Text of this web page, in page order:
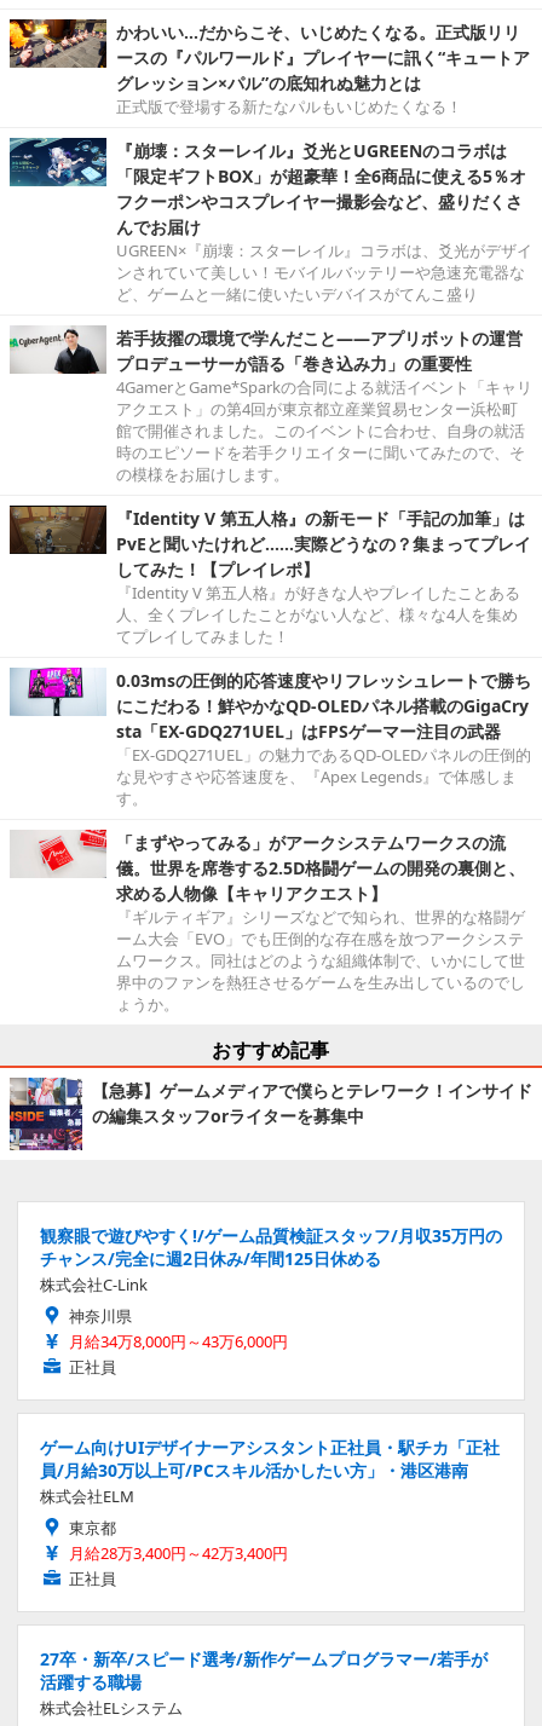
かわいい…だからこそ、いじめたくなる。正式版リリ
ースの『パルワールド』プレイヤーに訊く“キュートア
グレッション×パル”の底知れぬ魅力とは
正式版で登場する新たなパルもいじめたくなる！
『崩壊：スターレイル』爻光とUGREENのコラボは
「限定ギフトBOX」が超豪華！全6商品に使える5％オ
フクーポンやコスプレイヤー撮影会など、盛りだくさ
んでお届け
UGREEN×『崩壊：スターレイル』コラボは、爻光がデザイ
ンされていて美しい！モバイルバッテリーや急速充電器な
ど、ゲームと一緒に使いたいデバイスがてんこ盛り
若手抜擢の環境で学んだこと――アプリボットの運営
プロデューサーが語る「巻き込み力」の重要性
4GamerとGame*Sparkの合同による就活イベント「キャリ
アクエスト」の第4回が東京都立産業貿易センター浜松町
館で開催されました。このイベントに合わせ、自身の就活
時のエピソードを若手クリエイターに聞いてみたので、そ
の模様をお届けします。
『Identity V 第五人格』の新モード「手記の加筆」は
PvEと聞いたけれど……実際どうなの？集まってプレイ
してみた！【プレイレポ】
『Identity V 第五人格』が好きな人やプレイしたことある
人、全くプレイしたことがない人など、様々な4人を集め
てプレイしてみました！
0.03msの圧倒的応答速度やリフレッシュレートで勝ち
にこだわる！鮮やかなQD-OLEDパネル搭載のGigaCry
sta「EX-GDQ271UEL」はFPSゲーマー注目の武器
「EX-GDQ271UEL」の魅力であるQD-OLEDパネルの圧倒的
な見やすさや応答速度を、『Apex Legends』で体感しま
す。
「まずやってみる」がアークシステムワークスの流
儀。世界を席巻する2.5D格闘ゲームの開発の裏側と、
求める人物像【キャリアクエスト】
『ギルティギア』シリーズなどで知られ、世界的な格闘ゲ
ーム大会「EVO」でも圧倒的な存在感を放つアークシステ
ムワークス。同社はどのような組織体制で、いかにして世
界中のファンを熱狂させるゲームを生み出しているのでし
ょうか。
おすすめ記事
【急募】ゲームメディアで僕らとテレワーク！インサイド
の編集スタッフorライターを募集中
観察眼で遊びやすく!/ゲーム品質検証スタッフ/月収35万円の
チャンス/完全に週2日休み/年間125日休める
株式会社C-Link
神奈川県
月給34万8,000円～43万6,000円
正社員
ゲーム向けUIデザイナーアシスタント正社員・駅チカ「正社
員/月給30万以上可/PCスキル活かしたい方」・港区港南
株式会社ELM
東京都
月給28万3,400円～42万3,400円
正社員
27卒・新卒/スピード選考/新作ゲームプログラマー/若手が
活躍する職場
株式会社ELシステム